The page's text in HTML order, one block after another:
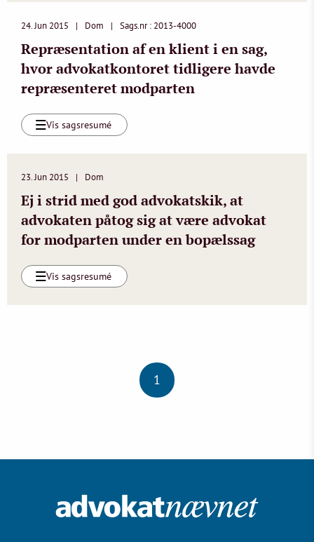
24. Jun 2015 Dom Sags.nr : 2013-4000
Repræsentation af en klient i en sag,
hvor advokatkontoret tidligere havde
repræsenteret modparten
Vis sagsresumé
23. Jun 2015 Dom
Ej i strid med god advokatskik, at
advokaten påtog sig at være advokat
for modparten under en bopælssag
Vis sagsresumé
1